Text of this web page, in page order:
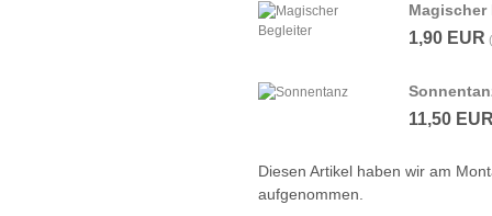
Magischer
1,90 EUR
11,50
Diesen Artikel haben wir am
aufgenommen.